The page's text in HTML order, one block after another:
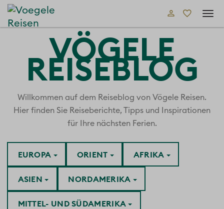
VÖGELE
REISEBLOG
Willkommen auf dem Reiseblog von Vögele Reisen.
Hier finden Sie Reiseberichte, Tipps und Inspirationen
für Ihre nächsten Ferien.
AFRIKA
ASIEN
EUROPA
MITTEL- UND SÜDAMERIKA
NORDAMERIKA
ORIENT